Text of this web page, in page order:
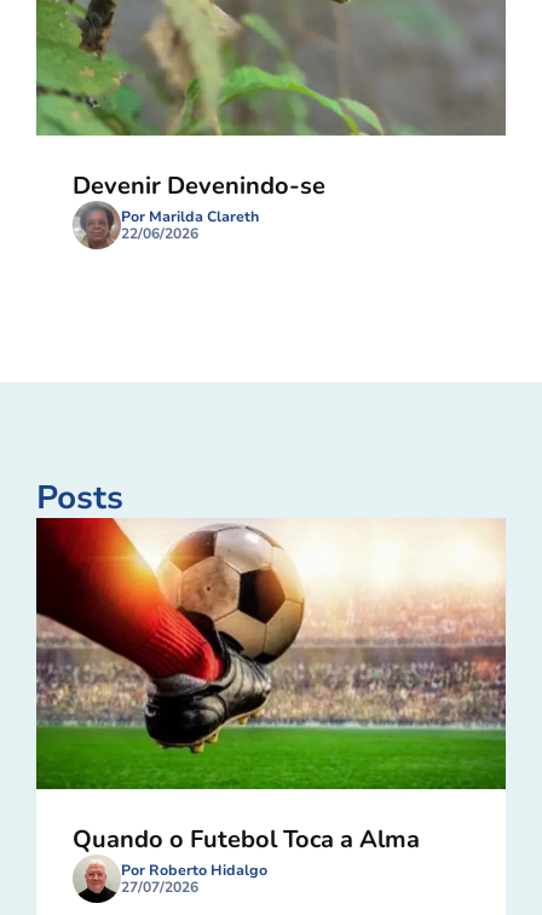
Devenir Devenindo-se
Por Marilda Clareth
22/06/2026
Posts
Quando o Futebol Toca a Alma
Por Roberto Hidalgo
27/07/2026